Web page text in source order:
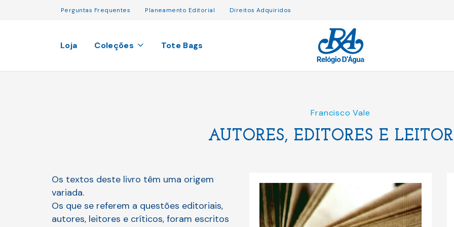
Perguntas Frequentes Planeamento Editorial Direitos Adquiridos
Loja Coleções Tote Bags
Francisco Vale
AUTORES, EDITORES E
Os textos deste livro têm uma origem
variada.
Os que se referem a questões editoriais,
autores, leitores e críticos, foram escritos